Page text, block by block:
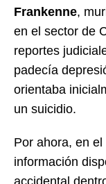
Frankenne,
en el sector de
reportes
padecía
orientaba
un suicidio.
Por ahora, en
información
accidental